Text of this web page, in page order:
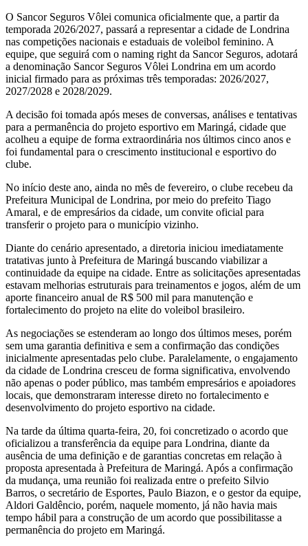
O Sancor Seguros Vôlei comunica oficialmente que, a partir da
temporada 2026/2027, passará a representar a cidade de Londrina
nas competições nacionais e estaduais de voleibol feminino. A
equipe, que seguirá com o naming right da Sancor Seguros, adotará
a denominação Sancor Seguros Vôlei Londrina em um acordo
inicial firmado para as próximas três temporadas: 2026/2027,
2027/2028 e 2028/2029.
A decisão foi tomada após meses de conversas, análises e tentativas
para a permanência do projeto esportivo em Maringá, cidade que
acolheu a equipe de forma extraordinária nos últimos cinco anos e
foi fundamental para o crescimento institucional e esportivo do
clube.
No início deste ano, ainda no mês de fevereiro, o clube recebeu da
Prefeitura Municipal de Londrina, por meio do prefeito Tiago
Amaral, e de empresários da cidade, um convite oficial para
transferir o projeto para o município vizinho.
Diante do cenário apresentado, a diretoria iniciou imediatamente
tratativas junto à Prefeitura de Maringá buscando viabilizar a
continuidade da equipe na cidade. Entre as solicitações apresentadas
estavam melhorias estruturais para treinamentos e jogos, além de um
aporte financeiro anual de R$ 500 mil para manutenção e
fortalecimento do projeto na elite do voleibol brasileiro.
As negociações se estenderam ao longo dos últimos meses, porém
sem uma garantia definitiva e sem a confirmação das condições
inicialmente apresentadas pelo clube. Paralelamente, o engajamento
da cidade de Londrina cresceu de forma significativa, envolvendo
não apenas o poder público, mas também empresários e apoiadores
locais, que demonstraram interesse direto no fortalecimento e
desenvolvimento do projeto esportivo na cidade.
Na tarde da última quarta-feira, 20, foi concretizado o acordo que
oficializou a transferência da equipe para Londrina, diante da
ausência de uma definição e de garantias concretas em relação à
proposta apresentada à Prefeitura de Maringá. Após a confirmação
da mudança, uma reunião foi realizada entre o prefeito Silvio
Barros, o secretário de Esportes, Paulo Biazon, e o gestor da equipe,
Aldori Galdêncio, porém, naquele momento, já não havia mais
tempo hábil para a construção de um acordo que possibilitasse a
permanência do projeto em Maringá.